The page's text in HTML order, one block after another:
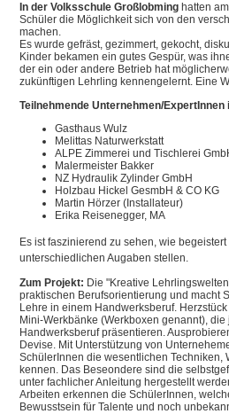
In der Volksschule Großlobming hatten
Schüler die Möglichkeit sich von den
machen.
Es wurde gefräst, gezimmert, gekocht,
Kinder bekamen ein gutes Gespür, was
der ein oder andere Betrieb hat
zukünftigen Lehrling kennengelernt. Eine
Teilnehmende Unternehmen/ExpertInnen
Gasthaus Wulz
Melittas Naturwerkstatt
ALPE Zimmerei und Tischlerei
Malermeister Bakker
NZ Hydraulik Zylinder GmbH
Holzbau Hickel GesmbH & CO KG
Martin Hörzer (Installateur)
Erika Reisenegger, MA
Es ist faszinierend zu sehen, wie
unterschiedlichen Augaben stellen.
Zum Projekt: Die "Kreative
praktischen Berufsorientierung und macht
Lehre in einem Handwerksberuf.
Mini-Werkbänke (Werkboxen genannt),
Handwerksberuf präsentieren.
Devise. Mit Unterstützung von
SchülerInnen die wesentlichen Techniken,
kennen. Das Beseondere sind die
unter fachlicher Anleitung hergestellt
Arbeiten erkennen die SchülerInnen,
Bewusstsein für Talente und noch